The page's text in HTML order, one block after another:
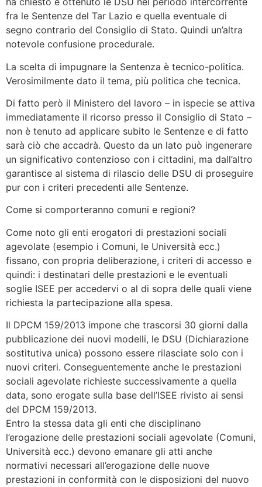
fra le Sentenze del Tar Lazio e quella eventuale di
segno contrario del Consiglio di Stato. Quindi un’altra
notevole confusione procedurale.
La scelta di impugnare la Sentenza è tecnico-politica.
Verosimilmente dato il tema, più politica che tecnica.
Di fatto però il Ministero del lavoro – in ispecie se attiva
immediatamente il ricorso presso il Consiglio di Stato –
non è tenuto ad applicare subito le Sentenze e di fatto
sarà ciò che accadrà. Questo da un lato può ingenerare
un significativo contenzioso con i cittadini, ma dall’altro
garantisce al sistema di rilascio delle DSU di proseguire
pur con i criteri precedenti alle Sentenze.
Come si comporteranno comuni e regioni?
Come noto gli enti erogatori di prestazioni sociali
agevolate (esempio i Comuni, le Università ecc.)
fissano, con propria deliberazione, i criteri di accesso e
quindi: i destinatari delle prestazioni e le eventuali
soglie ISEE per accedervi o al di sopra delle quali viene
richiesta la partecipazione alla spesa.
Il DPCM 159/2013 impone che trascorsi 30 giorni dalla
pubblicazione dei nuovi modelli, le DSU (Dichiarazione
sostitutiva unica) possono essere rilasciate solo con i
nuovi criteri. Conseguentemente anche le prestazioni
sociali agevolate richieste successivamente a quella
data, sono erogate sulla base dell’ISEE rivisto ai sensi
del DPCM 159/2013.
Entro la stessa data gli enti che disciplinano
l’erogazione delle prestazioni sociali agevolate (Comuni,
Università ecc.) devono emanare gli atti anche
normativi necessari all’erogazione delle nuove
prestazioni in conformità con le disposizioni del nuovo